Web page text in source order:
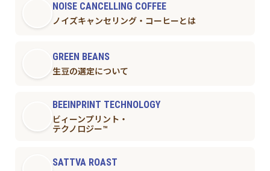
NOISE CANCELLING COFFEE
ノイズキャンセリング・コーヒーとは
GREEN BEANS
生豆の選定について
BEEINPRINT TECHNOLOGY
ビィーンプリント・
テクノロジー™︎
SATTVA ROAST